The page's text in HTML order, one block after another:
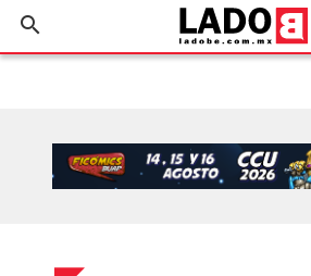
search